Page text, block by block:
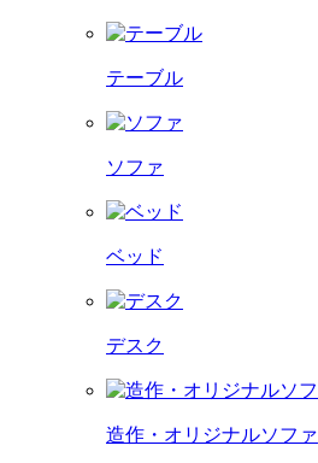
テーブル
ソファ
ベッド
デスク
造作・オリジナルソファ